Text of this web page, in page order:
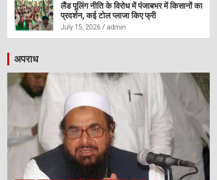
लैंड पूलिंग नीति के विरोध में पंजाबभर में किसानों का
प्रदर्शन, कई टोल प्लाजा किए फ्री
July 15, 2026 admin
अपराध